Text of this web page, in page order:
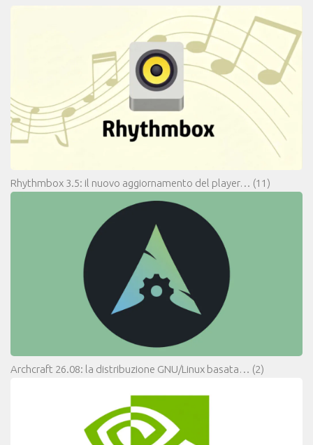
Rhythmbox 3.5: il nuovo aggiornamento del player… (11)
Archcraft 26.08: la distribuzione GNU/Linux basata… (2)